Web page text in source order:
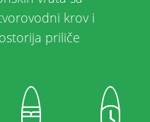
krov i
priliče